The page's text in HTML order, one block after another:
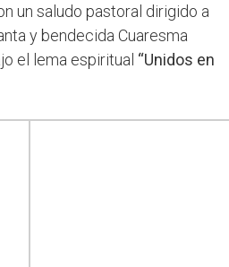
un saludo pastoral dirigido a
y bendecida Cuaresma
el lema espiritual “Unidos en